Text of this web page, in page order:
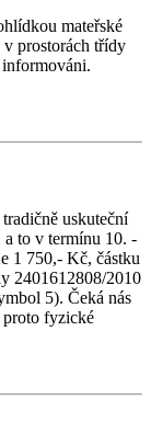
mateřské
prostorách třídy
informováni.
uskuteční
a to v termínu 10. -
1 750,- Kč, částku
2401612808/2010
5). Čeká nás
proto fyzické